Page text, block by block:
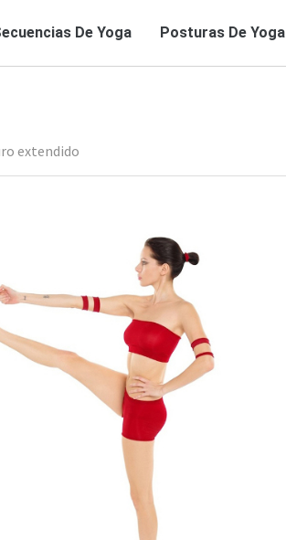
De Yoga Posturas De Yoga
extendido